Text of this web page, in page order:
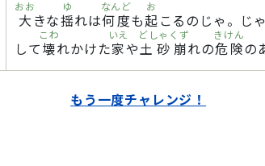
大
おお
きな揺
ゆ
れは何度
なんど
も起
お
こるのじゃ。じ
して 壊
こわ
れかけた家
いえ
や土砂崩
どしゃくず
れの危険
きけん
の
もう一度チャレンジ！